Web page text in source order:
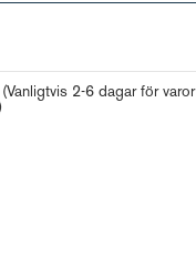
(Vanligtvis 2-6 dagar för